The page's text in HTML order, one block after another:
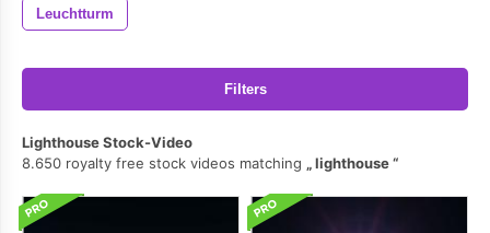
Leuchtturm
Filters
Lighthouse Stock-Video
8.650 royalty free stock videos matching
lighthouse